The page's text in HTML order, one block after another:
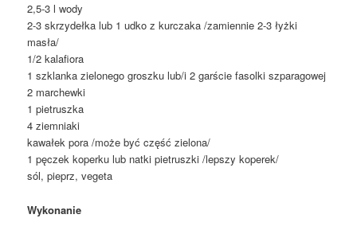
2,5-3 l wody
2-3 skrzydełka lub 1 udko z kurczaka /zamiennie 2-3 łyżki
masła/
1/2 kalafiora
1 szklanka zielonego groszku lub/i 2 garście fasolki szparagowej
2 marchewki
1 pietruszka
4 ziemniaki
kawałek pora /może być część zielona/
1 pęczek koperku lub natki pietruszki /lepszy koperek/
sól, pieprz, vegeta
Wykonanie